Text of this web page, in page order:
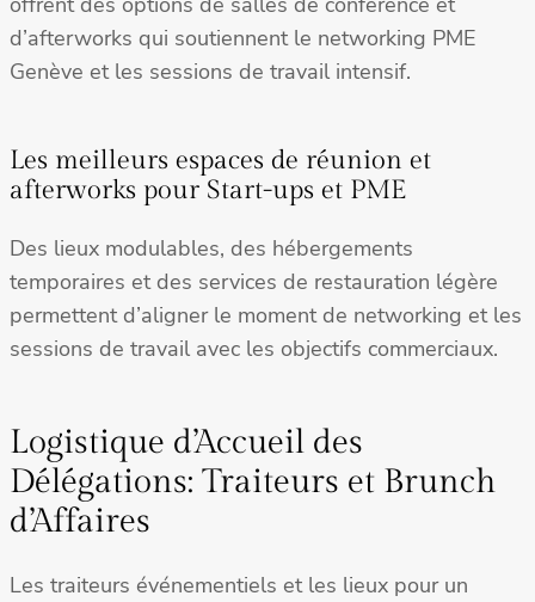
d’afterworks qui soutiennent le networking PME
Genève et les sessions de travail intensif.
Les meilleurs espaces de réunion et
afterworks pour Start-ups et PME
Des lieux modulables, des hébergements
temporaires et des services de restauration légère
permettent d’aligner le moment de networking et les
sessions de travail avec les objectifs commerciaux.
Logistique d’Accueil des
Délégations: Traiteurs et Brunch
d’Affaires
Les traiteurs événementiels et les lieux pour un